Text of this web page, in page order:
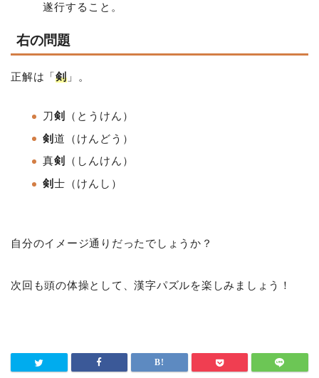
遂行すること。
右の問題
正解は「剣」。
刀剣
（とうけん）
剣 道（けんどう）
真剣
（しんけん）
剣 士（けんし）
自分のイメージ通りだったでしょうか？
次回も頭の体操として、漢字パズルを楽しみましょう！